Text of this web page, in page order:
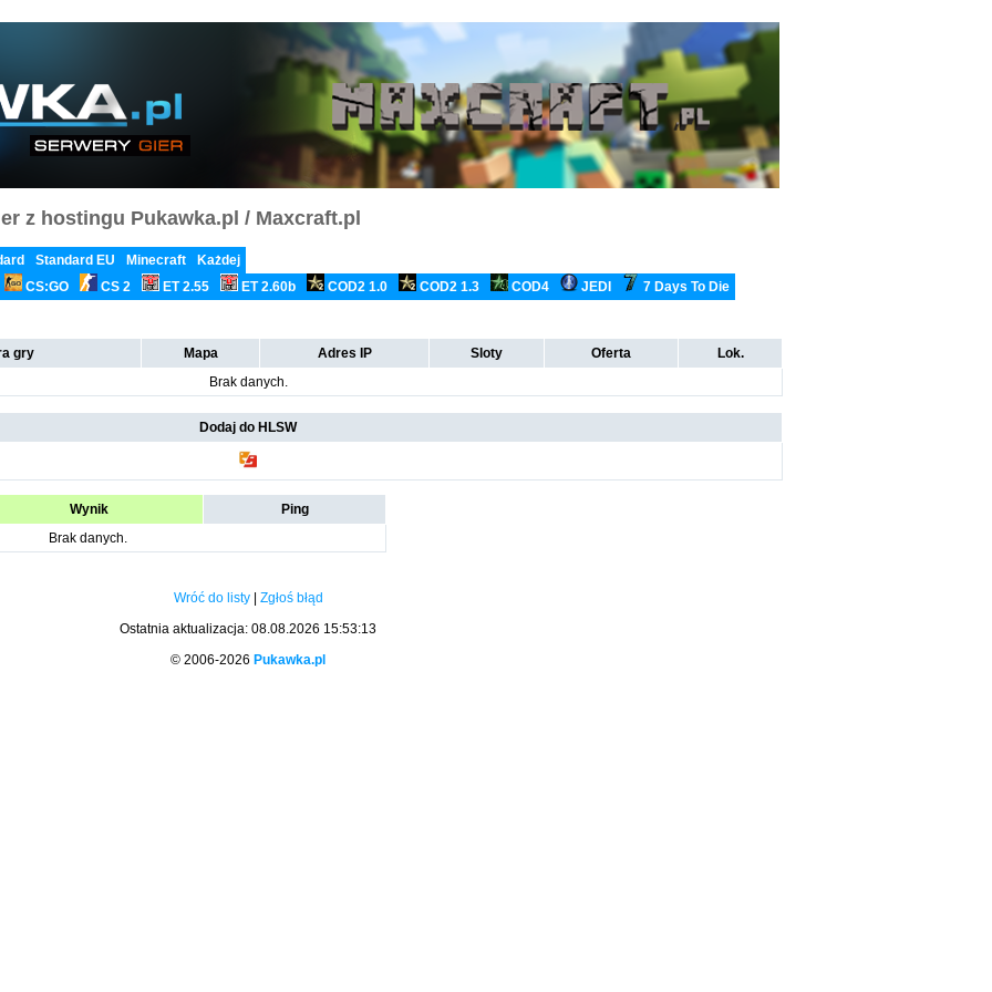
z hostingu Pukawka.pl / Maxcraft.pl
Standard EU Minecraft
Każdej
CS:GO
CS 2 ET 2.55 ET 2.60b COD2 1.0 COD2 1.3 COD4 JEDI 7 Days To Die
gry Mapa Adres IP Sloty Oferta
Lok.
Brak danych.
Dodaj do HLSW
Wynik
Ping
Brak danych.
Wróć do listy| Zgłoś błąd
Ostatnia aktualizacja: 08.08.2026 15:53:13
© 2006-2026 Pukawka.pl